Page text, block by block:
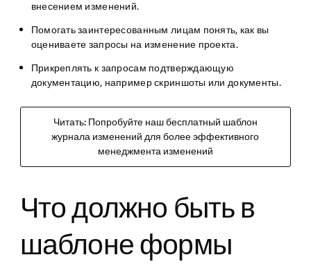
внесением изменений.
Помогать заинтересованным лицам понять, как вы
оцениваете запросы на изменение проекта.
Прикреплять к запросам подтверждающую
документацию, например скриншоты или документы.
Читать: Попробуйте наш бесплатный шаблон
журнала изменений для более эффективного
менеджмента изменений
Что должно быть в
шаблоне формы